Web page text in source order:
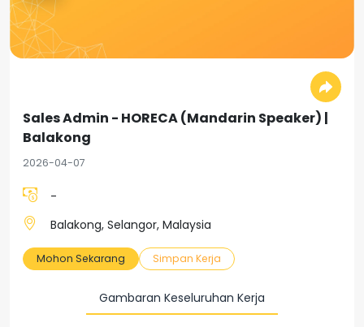
Sales Admin - HORECA (Mandarin Speaker) |
Balakong
2026-04-07
-
Balakong, Selangor, Malaysia
Mohon Sekarang Simpan Kerja
Gambaran Keseluruhan Kerja